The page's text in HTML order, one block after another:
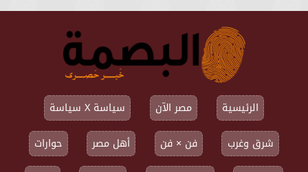
الرئيسية مصر الآن
سياسة X سياسة
شرق وغرب
فن × فن أهل مصر
حوارات